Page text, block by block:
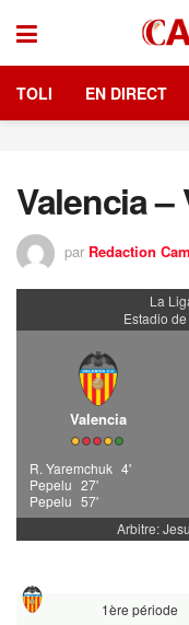
TOLI EN DIRECT
Valencia –
par Redaction
La
Estadio
Valencia
R. Yaremchuk 4'
Pepelu 27'
Pepelu 57'
Arbitre:
1ère période